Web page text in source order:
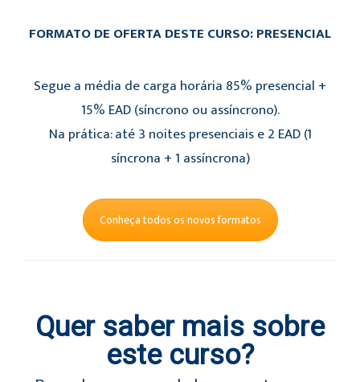
FORMATO DE OFERTA DESTE CURSO: PRESENCIAL
Segue a média de carga horária 85% presencial +
15% EAD (síncrono ou assíncrono).
Na prática: até 3 noites presenciais e 2 EAD (1
síncrona + 1 assíncrona)
Conheça todos os novos formatos
Quer saber mais sobre
este curso?